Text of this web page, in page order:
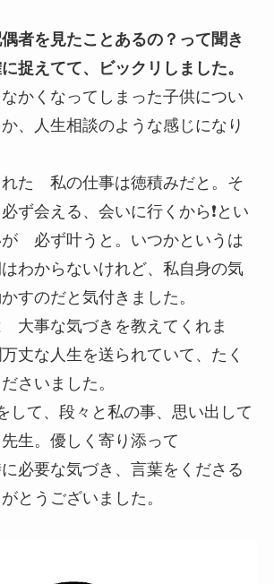
者を見たことあるの？って聞き
捉えてて、ビックリしました。
かくなってしまった子供につい
、人生相談のような感じになり
れた 私の仕事は徳積みだと。そ
ず会える、会いに行くから❗️とい
が 必ず叶うと。いつかというは
わからないけれど、私自身の気
すのだと気付きました。
大事な気づきを教えてくれま
丈な人生を送られていて、たく
さいました。
して、段々と私の事、思い出して
生。優しく寄り添って
必要な気づき、言葉をくださる
とうございました。